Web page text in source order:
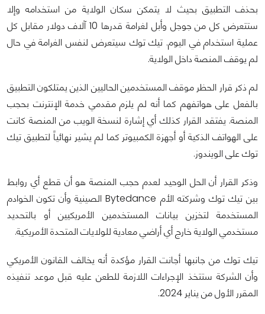
بحذف التطبيق بحيث لا يتمكن سكان الولاية من استخدامه وإلا
ستتعرض كل من جوجل وأبل لغرامة قدرها 10 آلاف دولار مقابل كل
عملية استخدام في اليوم. تيك توك سيتعرض لنفس الغرامة في حال
لم يوقف المنصة داخل الولاية.
لم ذكر قرار الحظر موقف المستخدمين الحاليين الذين يمتلكون التطبيق
بالفعل على هواتفهم كما أنه لم يلزم مقدمي خدمة الإنترنت بحجب
المنصة. يفتقد القرار كذلك أي إشارة لنسخة الويب من المنصة كانت
على الهواتف الذكية أو أجهزة الكمبيوتر كما لم يشير نهائياً لتطبيق تيك
توك على الويندوز.
وذكر القرار أن الحل الوحيد لعدم حجب المنصة هو أن قطع أي روابط
بين تيك توك وشركته الأم Bytedance الصينية وأن تكون الخوادم
المستخدمة لتخزين بيانات المستخدمين الأمريكيين أو بالتحديد
مستخدمي الولاية خارج أي أراضي معادية للولايات المتحدة الأمريكية.
تيك توك من جانبها أجانت القرار مؤكدة أنه يخالف القانون الأمريكي
وأن الشركة ستتخذ الإجراءات اللازمة للطعن عليه قبل موعد تنفيذه
المقرر الأول من يناير 2024.